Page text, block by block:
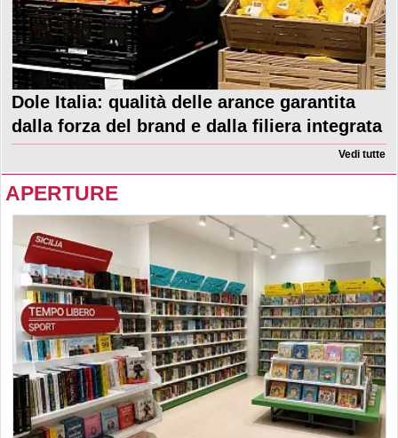
Dole Italia: qualità delle arance garantita
dalla forza del brand e dalla filiera integrata
Vedi tutte
APERTURE